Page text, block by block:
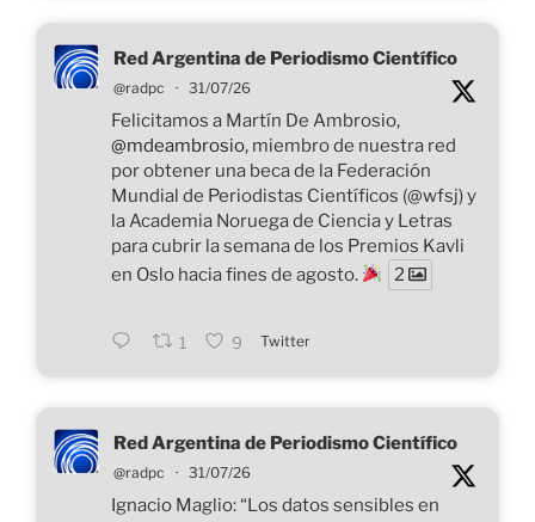
Red Argentina de Periodismo Científico
@radpc · 31/07/26
Felicitamos a Martín De Ambrosio,
@mdeambrosio, miembro de nuestra red
por obtener una beca de la Federación
Mundial de Periodistas Científicos (@wfsj) y
la Academia Noruega de Ciencia y Letras
para cubrir la semana de los Premios Kavli
en Oslo hacia fines de agosto.
2
1 9 Twitter
Red Argentina de Periodismo Científico
@radpc · 31/07/26
Ignacio Maglio: “Los datos sensibles en